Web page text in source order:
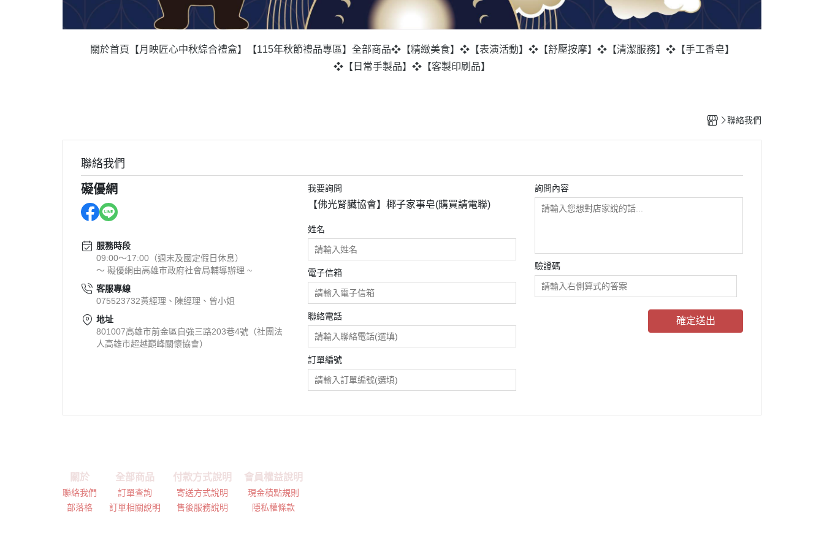
關於首頁 【月映匠心中秋綜合禮盒】 【115年秋節禮品專區】 全部商品❖【精緻美食】 ❖【表演活動】 ❖【舒壓按摩】 ❖【清潔服務】 ❖【手工香皂】
❖【日常手製品】 ❖【客製印刷品】
聯絡我們
聯絡我們
礙優網
服務時段
09:00～17:00（週末及國定假日休息）
～ 礙優網由高雄市政府社會局輔導辦理 ~
客服專線
075523732黃經理、陳經理、曾小姐
地址
801007高雄市前金區自強三路203巷4號（社團法
人高雄市超越巔峰關懷協會）
我要詢問
【佛光腎臟協會】椰子家事皂(購買請電聯)
姓名
電子信箱
聯絡電話
訂單編號
詢問內容
驗證碼
確定送出
關於
聯絡我們
部落格
全部商品
訂單查詢
訂單相關說明
付款方式說明
寄送方式說明
售後服務說明
會員權益說明
現金積點規則
隱私權條款